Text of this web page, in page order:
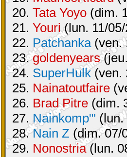
20. Tata Yoyo (dim.
21. Youri(lun. 11/
22. Patchanka(ven.
23.goldenyears
24. SuperHulk (ven.
25. Nainatoutfaire
26. Brad Pitre (dim.
27. Nainkomp"' (lun.
28.Nain Z (dim. 07/
29. Nonostria(lun.